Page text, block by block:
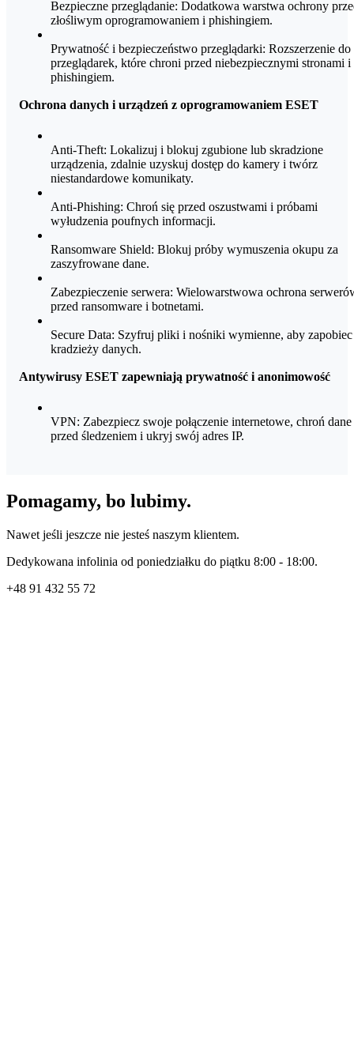
Prywatność i bezpieczeństwo przeglądarki
VPN bez ograniczeń
Inteligentna ochrona domu i biura
Inspekcja sieci
Ochrona kamery internetowej
Anti-Theft
Tryb prezentacji
VPN bez ograniczeń
Inteligentna ochrona domu i biura
ESET HOME Security Management
Ochrona kamery internetowej
Tryb prezentacji
ESET HOME Security Management
Anti-phishing
Ochrona płatności
Blokada aplikacji
Filtrowanie połączeń
Inteligentna ochrona domu i biura
Śledzenie lokalizacji
Zapis zdjęć z aparatu
Niestandardowy komunikat ekranowy
Blokada karty SIM
Proaktywna ochrona przed kradzieżą
VPN bez ograniczeń
Inteligentna ochrona domu i biura
ESET HOME Security Management
Bezpieczne przeglądanie: Dodatkowa warstwa ochrony
złośliwym oprogramowaniem i phishingiem.
Prywatność i bezpieczeństwo przeglądarki: Rozszerzenie do
przeglądarek, które chroni przed niebezpiecznymi stronami i
phishingiem.
Ochrona danych i urządzeń z oprogramowaniem ESET
Anti-Theft: Lokalizuj i blokuj zgubione lub skradzione
urządzenia, zdalnie uzyskuj dostęp do kamery i twórz
niestandardowe komunikaty.
Anti-Phishing: Chroń się przed oszustwami i próbami
wyłudzenia poufnych informacji.
Ransomware Shield: Blokuj próby wymuszenia okupu za
zaszyfrowane dane.
Zabezpieczenie serwera: Wielowarstwowa ochrona
przed ransomware i botnetami.
Secure Data: Szyfruj pliki i nośniki wymienne, aby zapobiec
kradzieży danych.
Antywirusy ESET zapewniają prywatność i anonimowość
VPN: Zabezpiecz swoje połączenie internetowe, chroń dane
przed śledzeniem i ukryj swój adres IP.
Pomagamy, bo lubimy.
Nawet jeśli jeszcze nie jesteś naszym klientem.
Dedykowana infolinia od poniedziałku do piątku 8:00 - 18:00.
+48 91 432 55 72